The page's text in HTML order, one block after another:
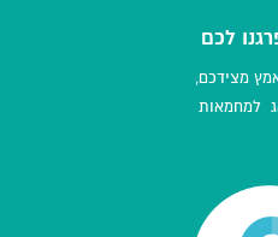
לכם
מצידכם,
למחמאות